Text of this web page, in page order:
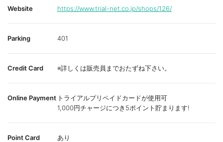
Website https://www.trial-net.co.jp/shops/126/
Parking 401
Credit Card ※詳しくは販売員までおたずね下さい。
Online Payment トライアルプリペイドカードが使用可
1,000円チャージにつき5ポイント貯まります!
Point Card
あり